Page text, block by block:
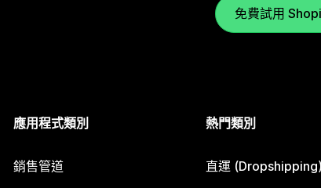
免費試用
應用程式類別
銷售管道
熱門類別
直運 (Dropshipping)